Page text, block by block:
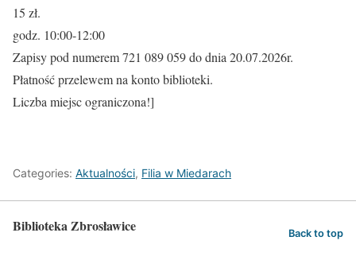
15 zł.
godz. 10:00-12:00
Zapisy pod numerem 721 089 059 do dnia 20.07.2026r.
Płatność przelewem na konto biblioteki.
Liczba miejsc ograniczona!]
Categories: Aktualności, Filia w Miedarach
Biblioteka Zbrosławice Back to top